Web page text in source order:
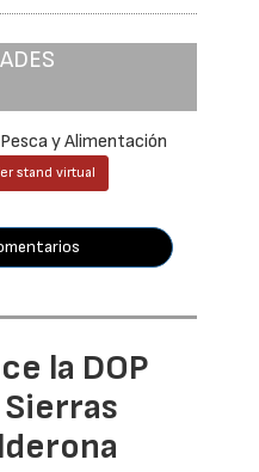
y Alimentación
stand virtual
la DOP